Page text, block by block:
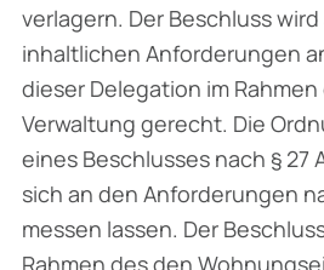
verlagern. Der Beschluss
inhaltlichen Anforderungen
dieser Delegation im
Verwaltung gerecht. Die
eines Beschlusses nach § 27
sich an den Anforderungen
messen lassen. Der